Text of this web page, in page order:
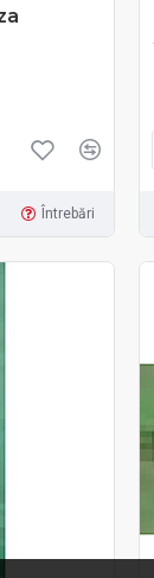
Întrebări